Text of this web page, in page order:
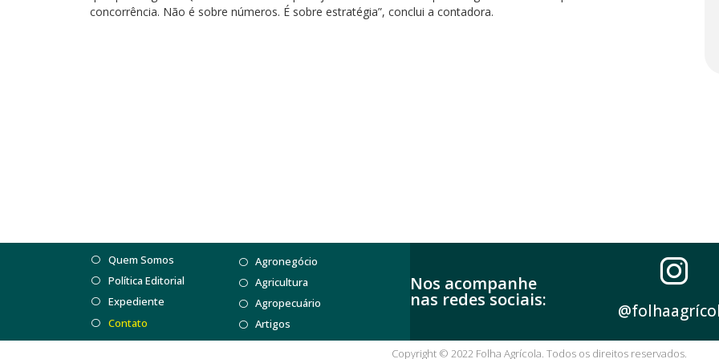
concorrência. Não é sobre números. É sobre estratégia”, conclui a contadora.
Quem Somos
Política Editorial
Expediente
Contato
Agronegócio
Agricultura
Agropecuário
Artigos
Nos acompanhe
nas redes sociais:
Copyright © 2022 Folha Agrícola. Todos os direitos reservados.